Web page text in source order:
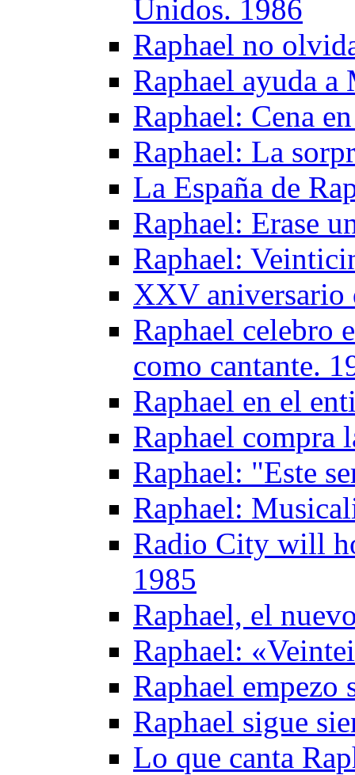
Unidos. 1986
Raphael no
Raphael ayuda
Raphael: Cena
Raphael: La
La España de
Raphael: Erase
Raphael:
XXV aniversario
Raphael celebro
como cantante.
Raphael en el
Raphael compra
Raphael: "Este
Raphael:
Radio City will
1985
Raphael, el
Raphael:
Raphael empezo
Raphael sigue
Lo que canta